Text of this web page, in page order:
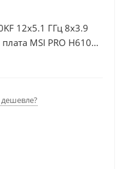
12x5.1 ГГц 8x3.9
MSI PRO H610M-
Память